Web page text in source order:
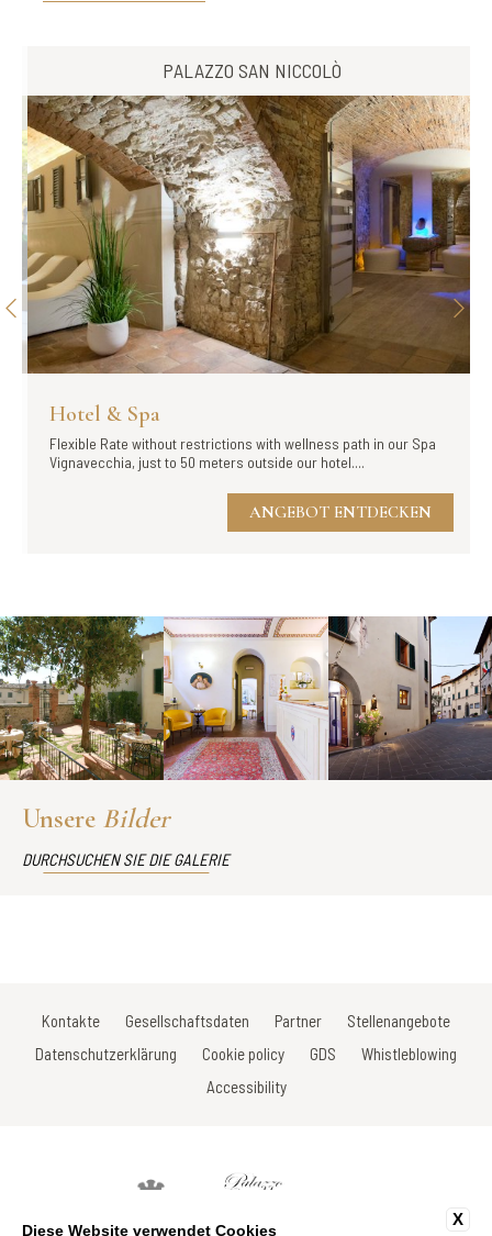
PALAZZO SAN NICCOLÒ
Hotel & Spa
Flexible Rate without restrictions with wellness path in our Spa
Vignavecchia, just to 50 meters outside our hotel....
ANGEBOT ENTDECKEN
Unsere Bilder
DURCHSUCHEN SIE DIE GALERIE
Kontakte Gesellschaftsdaten Partner
Stellenangebote
Datenschutzerklärung
Cookie policy GDS
Whistleblowing
Accessibility
X
Diese Website verwendet Cookies